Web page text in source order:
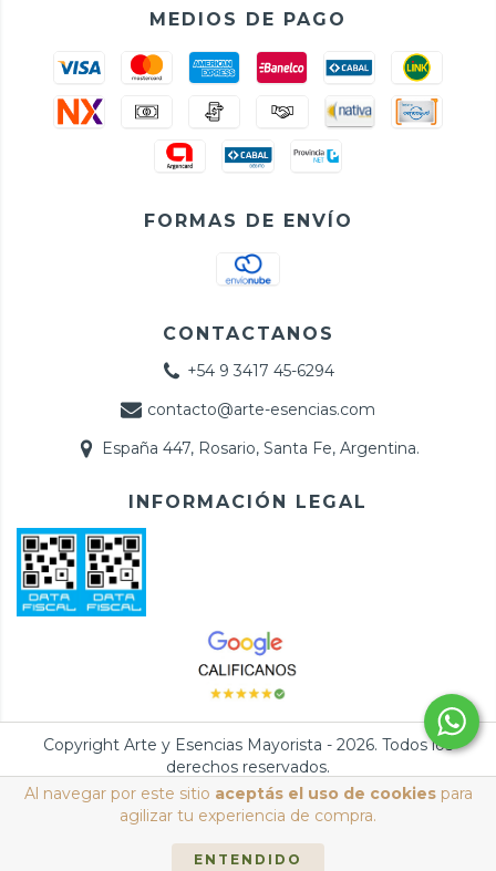
Al navegar por este sitio aceptás el uso de cookiespara
agilizar tu experiencia de compra.
ENTENDIDO
MEDIOS DE PAGO
FORMAS DE ENVÍO
CONTACTANOS
+54 9 3417 45-6294
contacto@arte-esencias.com
España 447, Rosario, Santa Fe, Argentina.
INFORMACIÓN LEGAL
Copyright Arte y Esencias Mayorista - 2026. Todos los
derechos reservados.
Defensa de las y los consumidores. Para reclamos ingresá acá.
Botón de arrepentimiento